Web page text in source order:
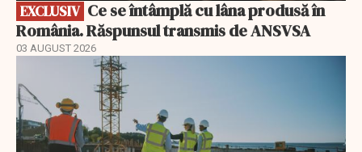
EXCLUSIV
România. Răspunsul transmis de ANSVSA
03 AUGUST 2026